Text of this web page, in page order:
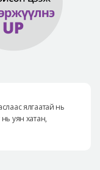
ялгаатай нь
нь уян хатан,